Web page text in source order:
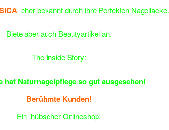
eher bekannt durch ihre Perfekten Nagellacke.
Biete aber auch Beautyartikel an.
The Inside Story:
hat Naturnagelpflege so gut ausgesehen!
Berühmte Kunden!
Ein hübscher Onlineshop.